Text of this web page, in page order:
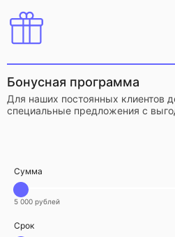
Бонусная программа
Для наших постоянных клиентов
специальные предложения с
Сумма
5 000 рублей
Срок